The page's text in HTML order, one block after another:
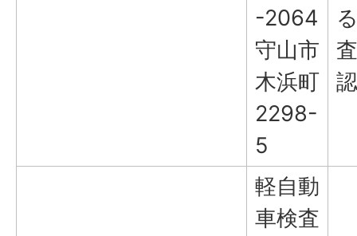
-2064
守山市
木浜町
2298-
5
軽自動
車検査